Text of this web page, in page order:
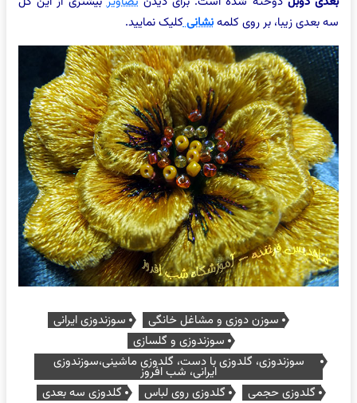
سه بعدی زیبا، بر روی کلمهنشانیکلیک نمایید.
سوزن دوزی و مشاغل خانگی
سوزندوزی ایرانی
سوزندوزی و گلسازی
سوزندوزی، گلدوزی با دست، گلدوزی ماشینی،سوزندوزی
ایرانی، شب افروز
گلدوزی حجمی
گلدوزی روی لباس
گلدوزی سه بعدی